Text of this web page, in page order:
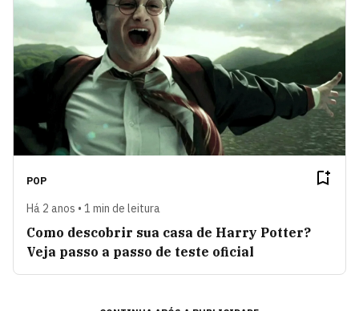
POP
Há 2 anos • 1 min de leitura
Como descobrir sua casa de Harry Potter?
Veja passo a passo de teste oficial